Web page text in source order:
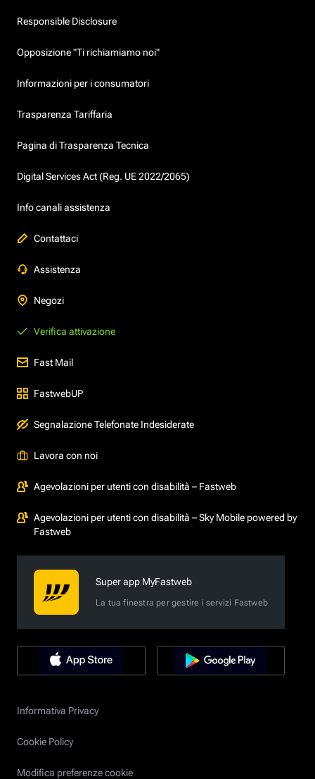
Responsible Disclosure
Opposizione "Ti richiamiamo noi"
Informazioni per i consumatori
Trasparenza Tariffaria
Pagina di Trasparenza Tecnica
Digital Services Act (Reg. UE 2022/2065)
Info canali assistenza
Contattaci
Assistenza
Negozi
Verifica attivazione
Fast Mail
FastwebUP
Segnalazione Telefonate Indesiderate
Lavora con noi
Agevolazioni per utenti con disabilità – Fastweb
Agevolazioni per utenti con disabilità – Sky Mobile powered by
Fastweb
Super app MyFastweb
La tua finestra per gestire i servizi Fastweb
Informativa Privacy
Cookie Policy
Modifica preferenze cookie